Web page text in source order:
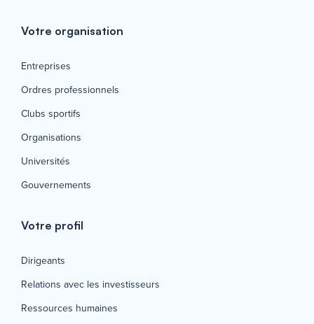
Votre organisation
Entreprises
Ordres professionnels
Clubs sportifs
Organisations
Universités
Gouvernements
Votre profil
Dirigeants
Relations avec les investisseurs
Ressources humaines